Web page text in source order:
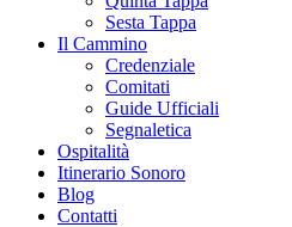
Sesta Tappa
Il Cammino
Credenziale
Comitati
Guide Ufficiali
Segnaletica
Ospitalità
Itinerario Sonoro
Blog
Contatti